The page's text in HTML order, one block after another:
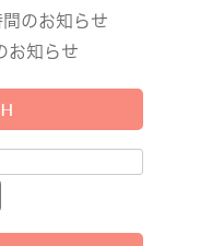
のお知らせ
お知らせ